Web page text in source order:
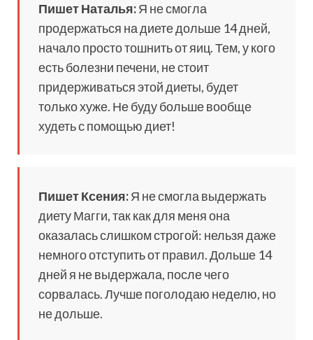
Пишет Наталья:Я не смогла
продержаться на диете дольше 14 дней,
начало просто тошнить от яиц. Тем, у кого
есть болезни печени, не стоит
придерживаться этой диеты, будет
только хуже. Не буду больше вообще
худеть с помощью диет!
Пишет Ксения:Я не смогла выдержать
диету Магги, так как для меня она
оказалась слишком строгой: нельзя даже
немного отступить от правил. Дольше 14
дней я не выдержала, после чего
сорвалась. Лучше поголодаю неделю, но
не дольше.